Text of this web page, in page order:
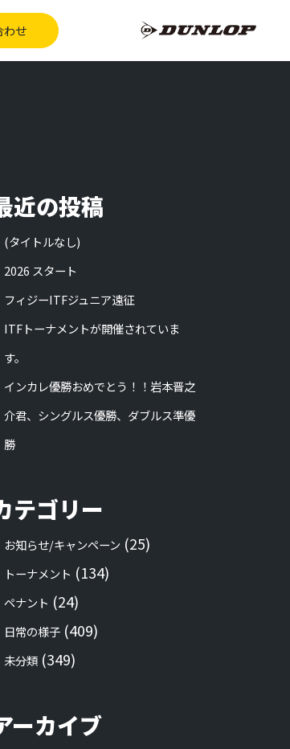
わせ
近の投稿
(タイトルなし)
2026 スタート
フィジーITFジュニア遠征
ITFトーナメントが開催されていま
す。
インカレ優勝おめでとう！！岩本晋之
介君、シングルス優勝、ダブルス準優
勝
テゴリー
お知らせ/キャンペーン (25)
トーナメント (134)
ペナント (24)
日常の様子 (409)
未分類 (349)
ーカイブ